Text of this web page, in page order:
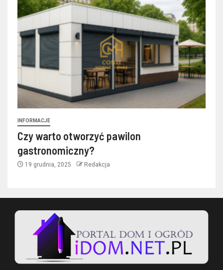
INFORMACJE
Czy warto otworzyć pawilon
gastronomiczny?
19 grudnia, 2025 Redakcja